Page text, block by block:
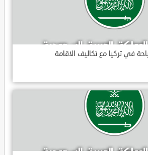
في تركيا مع تكاليف الاقامة